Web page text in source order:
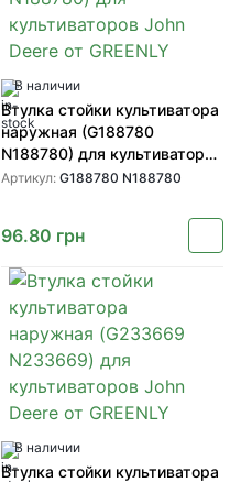
В наличии
Втулка стойки культиватора
наружная (G188780
N188780) для культиваторов
John Deere от GREENLY
Артикул: G188780 N188780
96.80 грн
В наличии
Втулка стойки культиватора